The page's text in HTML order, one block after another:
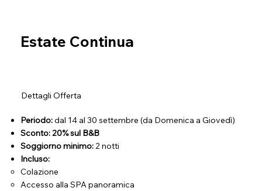
Estate Continua
Dettagli Offerta
Periodo:dal 14 al 30 settembre(da Domenica a Giovedì)
Sconto:20% sul B&B
Soggiorno minimo:2 notti
Incluso:
Colazione
Accesso alla SPA panoramica